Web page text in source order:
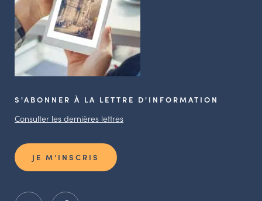
S'ABONNER À LA LETTRE D'INFORMATION
Consulter les dernières lettres
JE M’INSCRIS